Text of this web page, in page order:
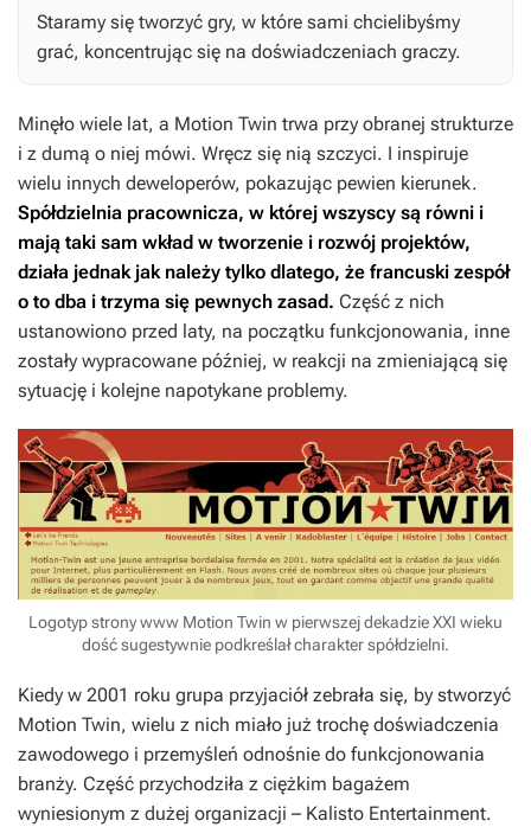
Staramy się tworzyć gry, w które sami chcielibyśmy
grać, koncentrując się na doświadczeniach graczy.
Minęło wiele lat, a Motion Twin trwa przy obranej strukturze
i z dumą o niej mówi. Wręcz się nią szczyci. I inspiruje
wielu innych deweloperów, pokazując pewien kierunek.
Spółdzielnia pracownicza, w której wszyscy są równi i
mają taki sam wkład w tworzenie i rozwój projektów,
działa jednak jak należy tylko dlatego, że francuski zespół
o to dba i trzyma się pewnych zasad. Część z nich
ustanowiono przed laty, na początku funkcjonowania, inne
zostały wypracowane później, w reakcji na zmieniającą się
sytuację i kolejne napotykane problemy.
Logotyp strony www Motion Twin w pierwszej dekadzie XXI wieku
dość sugestywnie podkreślał charakter spółdzielni.
Kiedy w 2001 roku grupa przyjaciół zebrała się, by stworzyć
Motion Twin, wielu z nich miało już trochę doświadczenia
zawodowego i przemyśleń odnośnie do funkcjonowania
branży. Część przychodziła z ciężkim bagażem
wyniesionym z dużej organizacji – Kalisto Entertainment.